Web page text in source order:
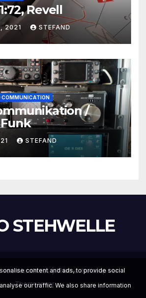
Revell
2021 STEFAND
COMMUNICATION
/
STEFAND
STEHWELLE
von WordPress|Theme:Newsupvon
Themeansar
content and ads, to provide social
our traffic. We also share information